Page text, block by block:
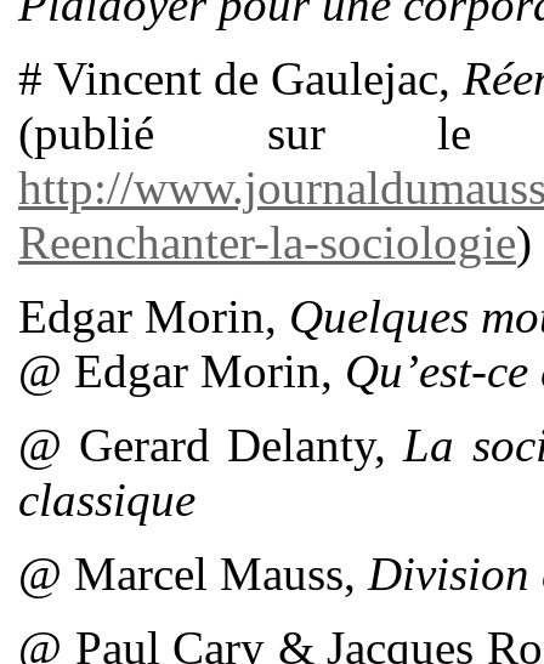
# Vincent de Gaulejac,
(publié sur
http://
Reenchanter-la-sociologie)
Edgar Morin, Quelques
@ Edgar Morin, Qu’est-
@ Gerard Delanty,La
classique
@ Marcel Mauss, Division
@ Paul Cary & Jacques